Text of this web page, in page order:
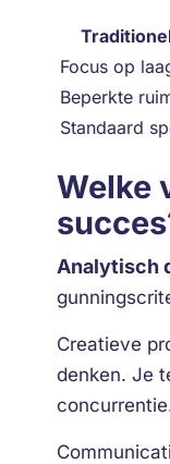
Focus op
Beperkte
Standaard
Welke
Analytisch
Creatieve
denken. Je